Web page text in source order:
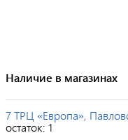
Наличие в магазинах
7 ТРЦ «Европа»,
остаток: 1